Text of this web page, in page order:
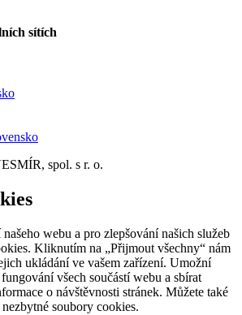
sítích
spol. s r. o.
webu a pro zlepšování našich služeb
Kliknutím na „Přijmout všechny“ nám
ukládání ve vašem zařízení. Umožní
všech součástí webu a sbírat
o návštěvnosti stránek. Můžete také
soubory cookies.